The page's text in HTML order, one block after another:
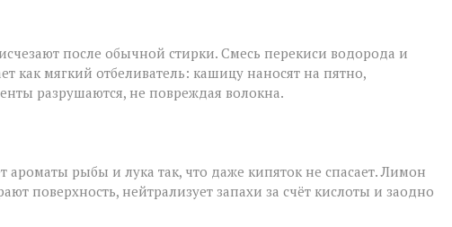
после обычной стирки. Смесь перекиси водорода и
как мягкий отбеливатель: кашицу наносят на пятно,
разрушаются, не повреждая волокна.
ароматы рыбы и лука так, что даже кипяток не спасает. Лимон
поверхность, нейтрализует запахи за счёт кислоты и заодно